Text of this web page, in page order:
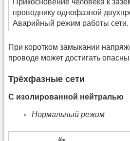
проводнику однофазной
Аварийный режим работы сети.
При коротком замыкании
проводе может достигать
Трёхфазные сети
С изолированной нейтралью
Нормальный режим